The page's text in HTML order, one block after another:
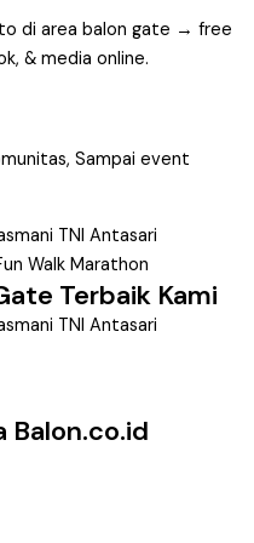
di area balon gate → free
& media online.
Sampai event
Terbaik Kami
Balon.co.id